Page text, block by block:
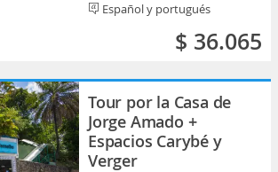
Español y portugués
$ 36.065
Tour por la Casa de
Jorge Amado +
Espacios Carybé y
Verger